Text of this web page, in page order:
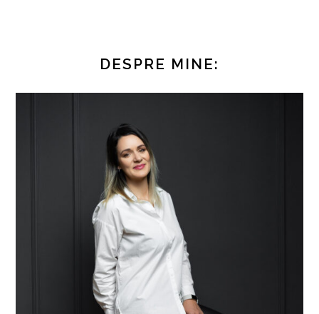
DESPRE MINE: